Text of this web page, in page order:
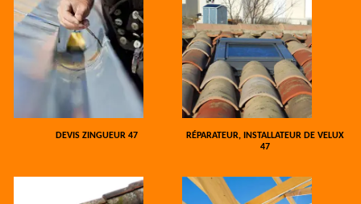
DEVIS ZINGUEUR 47
RÉPARATEUR, INSTALLATEUR DE VELUX
47